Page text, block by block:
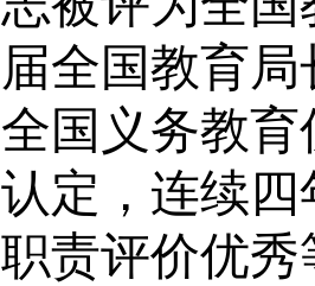
届全国教育
全国义务教
认定，连续
职责评价优